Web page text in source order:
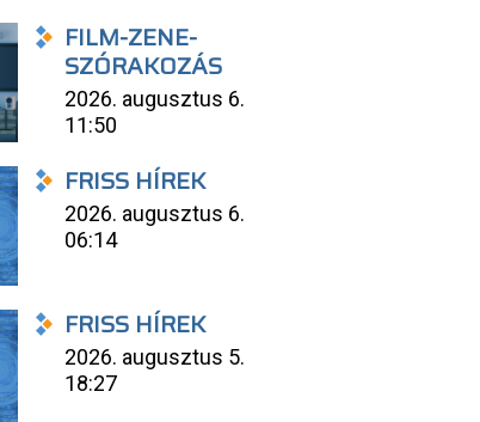
FILM-ZENE-
SZÓRAKOZÁS
2026. augusztus 6.
11:50
FRISS HÍREK
2026. augusztus 6.
06:14
FRISS HÍREK
2026. augusztus 5.
18:27